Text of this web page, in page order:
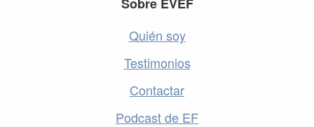
Quién soy
Testimonios
Contactar
Podcast de EF